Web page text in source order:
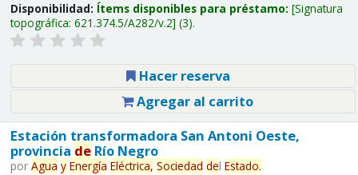
Disponibilidad: Ítems disponibles para préstamo: Signatura
topográfica: 621.374.5/A282/v.2 (3).
Hacer reserva
Agregar al carrito
Estación transformadora San Antoni Oeste,
provincia deRío Negro
por Agua y Energía Eléctrica, Sociedad del Estado.